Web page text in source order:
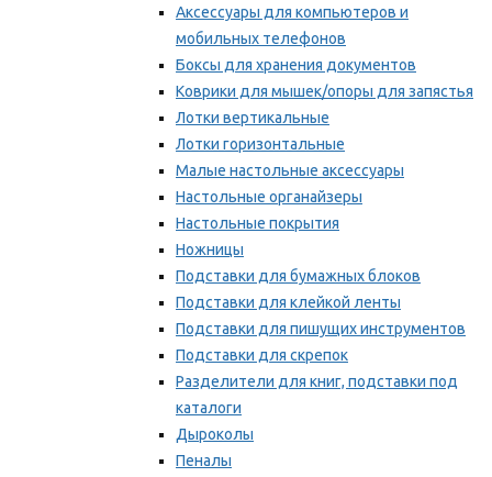
Аксессуары для компьютеров и
мобильных телефонов
Боксы для хранения документов
Коврики для мышек/опоры для запястья
Лотки вертикальные
Лотки горизонтальные
Малые настольные аксессуары
Настольные органайзеры
Настольные покрытия
Ножницы
Подставки для бумажных блоков
Подставки для клейкой ленты
Подставки для пишущих инструментов
Подставки для скрепок
Разделители для книг, подставки под
каталоги
Дыроколы
Пеналы